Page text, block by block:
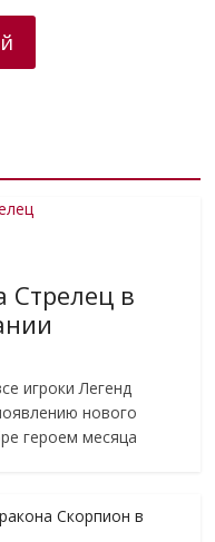
Стрелец в
игроки Легенд
нового
героем месяца
Скорпион в